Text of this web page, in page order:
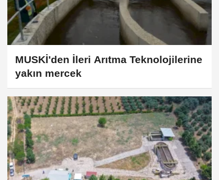
MUSKİ'den İleri Arıtma Teknolojilerine
yakın mercek